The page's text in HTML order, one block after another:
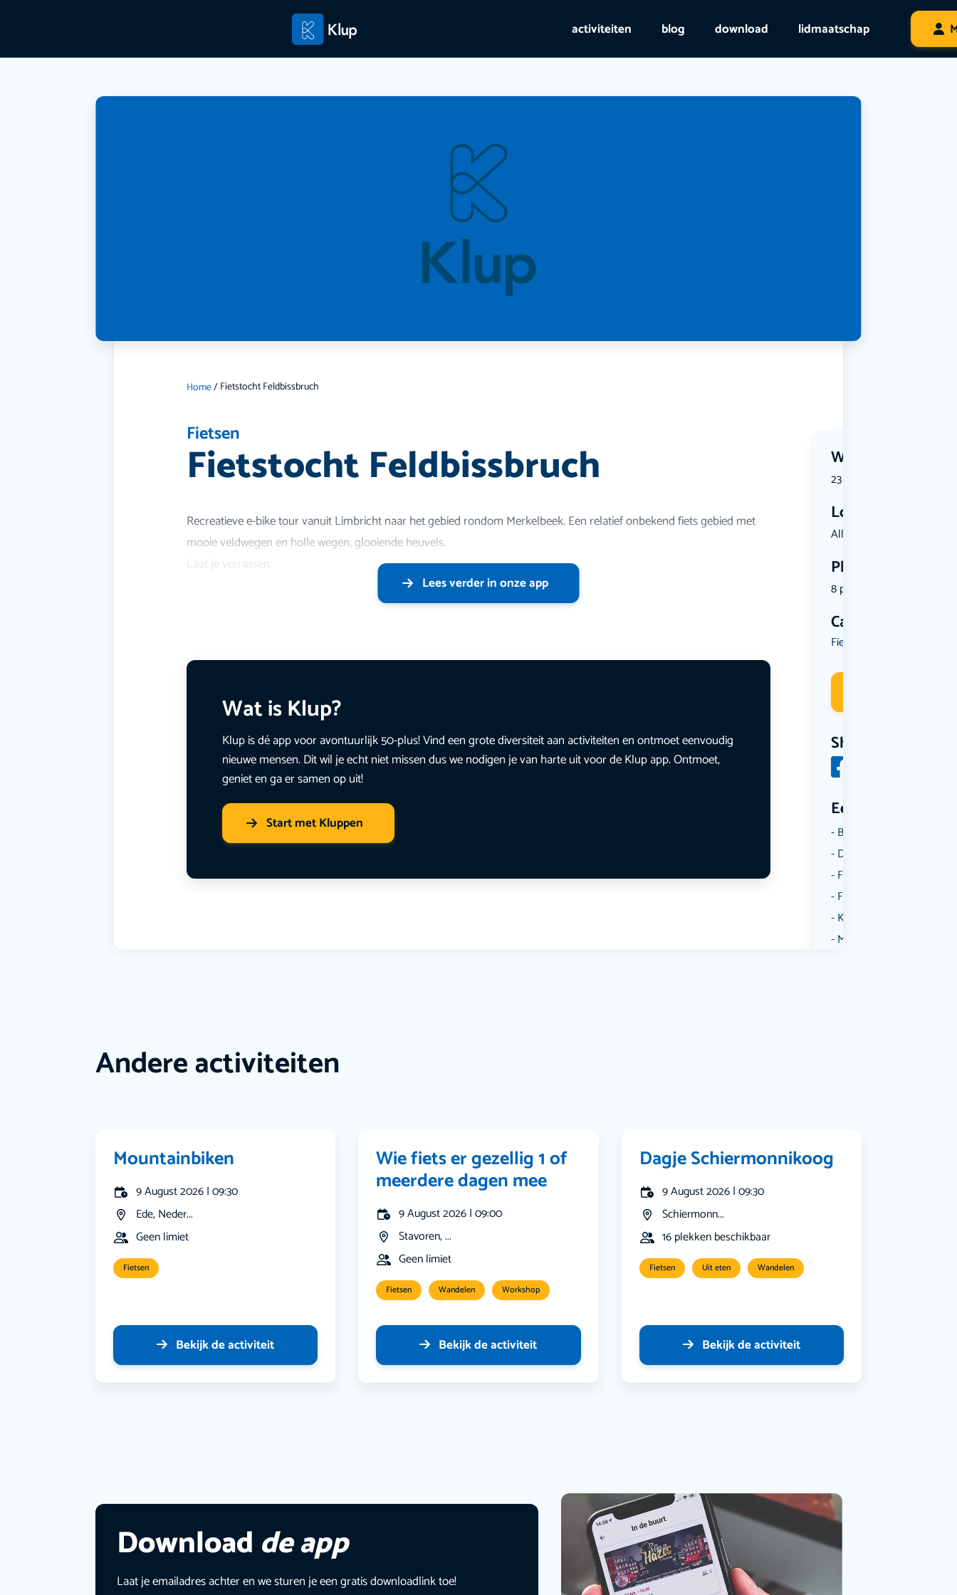
activiteiten blog download lidmaatschap
Home/Fietstocht Feldbissbruch
Fietsen
Fietstocht Feldbissbruch Wanneer?
23 August 2026 | 11:00
Locatie
Allee 1, 6...
Plekken
8 plekken beschikbaar
Categorie
Fietsen
Share
Een aantal
Borrelen
Dansen
Fietsen
Film
Kunst & Cultuur
Muziek
Recreatieve e-bike tour vanuit Limbricht naar het gebied rondom Merkelbeek. Een relatief onbekend fiets gebied met
mooie veldwegen en holle wegen, glooiende heuvels.
Laat je verrassen.
Lees verder in onze app
Wat is Klup?
Klup is dé app voor avontuurlijk 50-plus! Vind een grote diversiteit aan activiteiten en ontmoet eenvoudig
nieuwe mensen. Dit wil je echt niet missen dus we nodigen je van harte uit voor de Klup app. Ontmoet,
geniet en ga er samen op uit!
Start met Kluppen
Andere activiteiten
Mountainbiken
9 August 2026 | 09:30
Ede, Neder...
Geen limiet
Fietsen
Bekijk de activiteit
Wie fiets er gezellig 1 of
meerdere dagen mee
9 August 2026 | 09:00
Stavoren, ...
Geen limiet
Fietsen Wandelen Workshop
Bekijk de activiteit
Dagje Schiermonnikoog
9 August 2026 | 09:30
Schiermonn...
16 plekken beschikbaar
Fietsen Uit eten Wandelen
Bekijk de activiteit
Download de app
Laat je emailadres achter en we sturen je een gratis downloadlink toe!